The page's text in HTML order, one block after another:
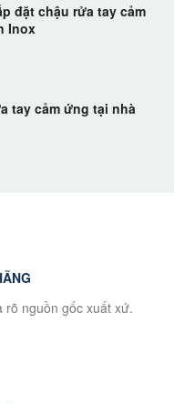
đặt chậu rửa tay cảm
Inox
tay cảm ứng tại nhà
rõ nguồn gốc xuất xứ.